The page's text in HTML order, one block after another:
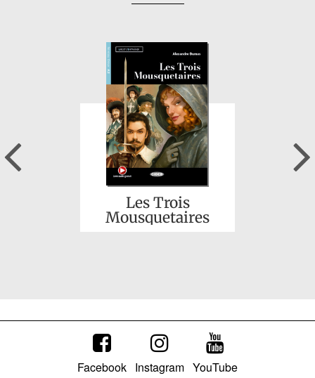
Les Trois
Mousquetaires
Previous
Facebook Instagram YouTube